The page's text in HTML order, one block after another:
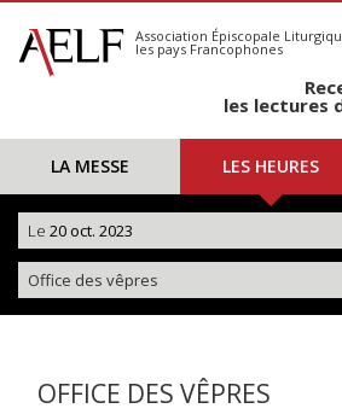
S'abonner
Calendrier
Association Épiscopale
les pays Francophones
les lectures
LA MESSE LES HEURES
Le 20 oct. 2023
Office des vêpres
OFFICE DES VÊPRES